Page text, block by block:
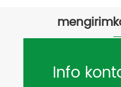
Info